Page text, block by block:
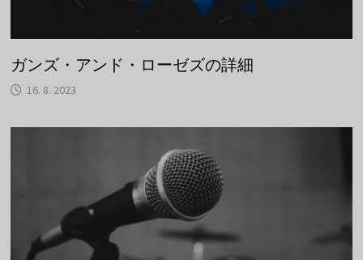
ガンズ・アンド・ローゼズの詳細
16. 8. 2023